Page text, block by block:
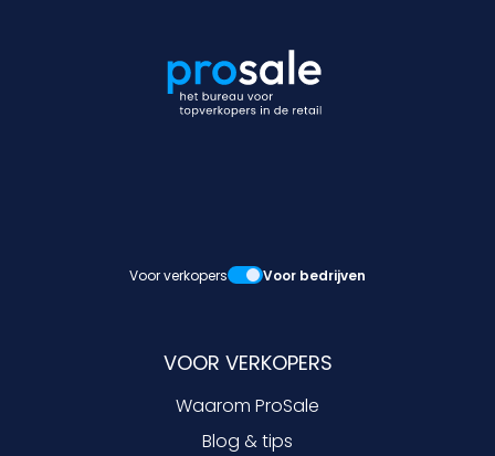
Voor verkopers Voor bedrijven
VOOR VERKOPERS
Waarom ProSale
Blog & tips